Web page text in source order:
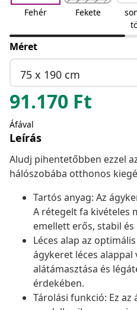
Fehér Fekete
Méret
75 x 190 cm
91.170 Ft
Áfával
Leírás
Aludj pihentetőbben ezzel
hálószobába otthonos
Tartós anyag: Az
A rétegelt fa kivételes
emellett erős, stabil és
Léces alap az
ágykeret léces alappal
alátámasztása és
érdekében.
Tárolási funkció: Ez